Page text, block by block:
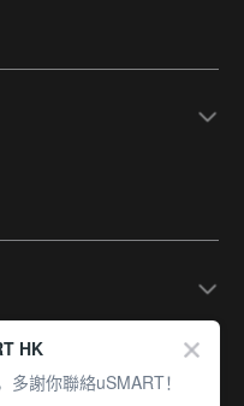
HK
多謝你聯絡uSMART！